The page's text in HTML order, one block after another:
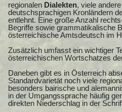
regionalen Dialekten, viele
deutschsprachigen Kronländern
entlehnt. Eine große Anzahl
Begriffe sowie grammatikalische
österreichische Amtsdeutsch im
Zusätzlich umfasst ein wichtiger
österreichischen Wortschatzes
Daneben gibt es in Österreich
Standardvarietät noch viele
besonders bairische und
in der Umgangssprache häufig
direkten Niederschlag in der